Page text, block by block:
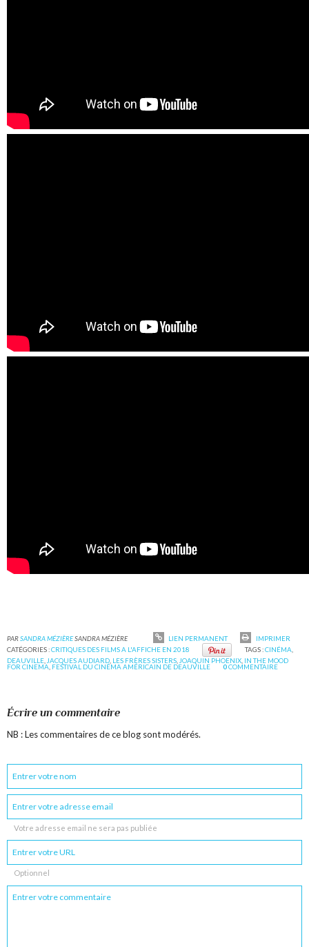
PARSANDRA MÉZIÈRESANDRA MÉZIÈRE LIEN PERMANENT
IMPRIMER
CATÉGORIES :CRITIQUES DES FILMS A L'AFFICHE EN 2018 TAGS :CINÉMA
DEAUVILLE JACQUES AUDIARD LES FRÈRES SISTERS JOAQUIN PHOENIX IN THE MOOD
FOR CINEMA FESTIVAL DU CINÉMA AMÉRICAIN DE DEAUVILLE 0COMMENTAIRE
Écrire un commentaire
NB : Les commentaires de ce blog sont modérés.
Votre adresse email ne sera pas publiée
Optionnel